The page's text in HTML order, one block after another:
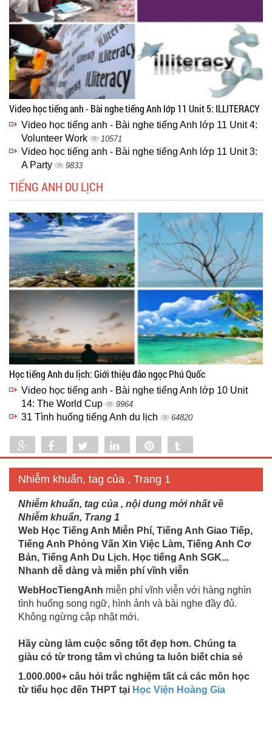
Video học tiếng anh - Bài nghe tiếng Anh lớp 11 Unit 5: ILLITERACY
Video học tiếng anh - Bài nghe tiếng Anh lớp 11 Unit 4:
Volunteer Work
10571
Video học tiếng anh - Bài nghe tiếng Anh lớp 11 Unit 3:
A Party
9833
TIẾNG ANH DU LỊCH
Học tiếng Anh du lịch: Giới thiệu đảo ngọc Phú Quốc
Video học tiếng anh - Bài nghe tiếng Anh lớp 10 Unit
14: The World Cup
9964
31 Tình huống tiếng Anh du lịch 64820
Share Share Tweet Share
Nhiễm khuẩn, tag của , Trang 1
Nhiễm khuẩn, tag của , nội dung mới nhất về
Nhiễm khuẩn, Trang 1
Web Học Tiếng Anh Miễn Phí, Tiếng Anh Giao Tiếp,
Tiếng Anh Phỏng Vấn Xin Việc Làm, Tiếng Anh Cơ
Bản, Tiếng Anh Du Lịch. Học tiếng Anh SGK...
Nhanh dễ dàng và miễn phí vĩnh viễn
WebHocTiengAnh miễn phí vĩnh viễn với hàng nghìn
tình huống song ngữ, hình ảnh và bài nghe đầy đủ.
Không ngừng cập nhật mới.
Hãy cùng làm cuộc sống tốt đẹp hơn. Chúng ta
giàu có từ trong tâm vì chúng ta luôn biết chia sẻ
1.000.000+ câu hỏi trắc nghiệm tất cả các môn học
từ tiểu học đến THPT tại Học Viện Hoàng Gia